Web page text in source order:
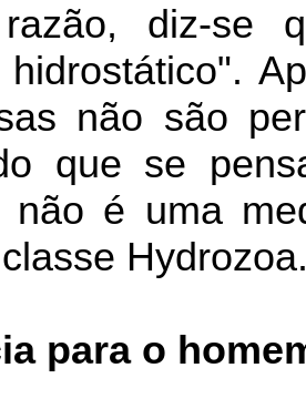
diz-se
hidrostático".
não são
que se
não é uma
para o